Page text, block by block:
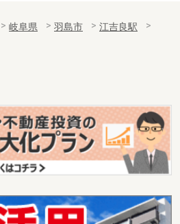
岐阜県 羽島市
江吉良駅